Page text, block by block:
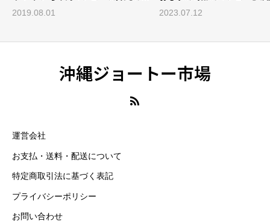
園だより
2019.08.01
ート2023
2023.07.12
沖縄ジョートー市場
運営会社
お支払・送料・配送について
特定商取引法に基づく表記
プライバシーポリシー
お問い合わせ